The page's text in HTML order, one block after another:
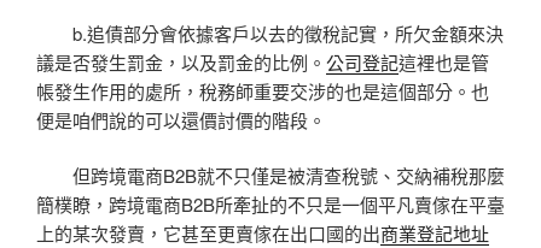
b.追債部分會依據客戶以去的徵稅記實，所欠金額來決
議是否發生罰金，以及罰金的比例。 公司登記這裡也是管
帳發生作用的處所，稅務師重要交涉的也是這個部分。也
便是咱們說的可以還價討價的階段。
但跨境電商B2B就不只僅是被清查稅號、交納補稅那麼
簡樸瞭，跨境電商B2B所牽扯的不只是一個平凡賣傢在平臺
上的某次發賣，它甚至更賣傢在出口國的出商業登記地址